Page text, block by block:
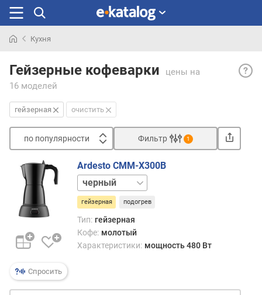
раньше
Кухня
Гейзерные кофеварки цены на
16 моделей
— в
вода
гейзерная очистить
по популярности
о
о
у
л
р
н
Фильтр 1
Спросить
Ardesto CMM-X300B
белый
гейзерная подогрев
Тип: гейзерная
Кофе: молотый
Характеристики: мощность 480 Вт